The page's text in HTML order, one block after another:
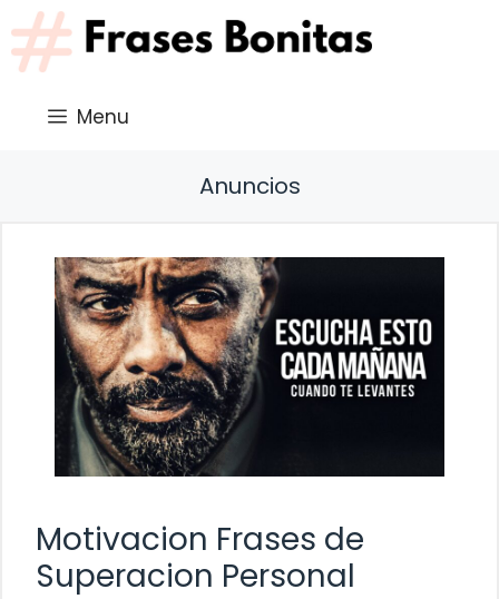
Saltar
al
contenido
Menu
Anuncios
Motivacion Frases de
Superacion Personal